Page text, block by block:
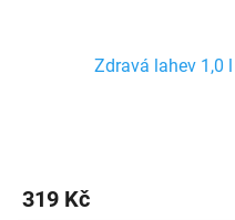
Zdravá lahev 1,0
319 Kč